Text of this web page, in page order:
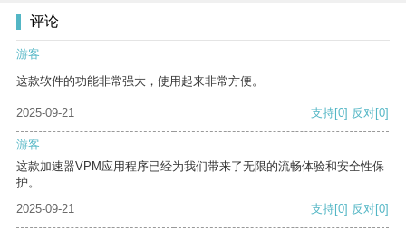
评论
游客
这款软件的功能非常强大，使用起来非常方便。
2025-09-21 支持[0] 反对[0]
游客
这款加速器VPM应用程序已经为我们带来了无限的流畅体验和安全性保
护。
2025-09-21
支持[0] 反对[0]